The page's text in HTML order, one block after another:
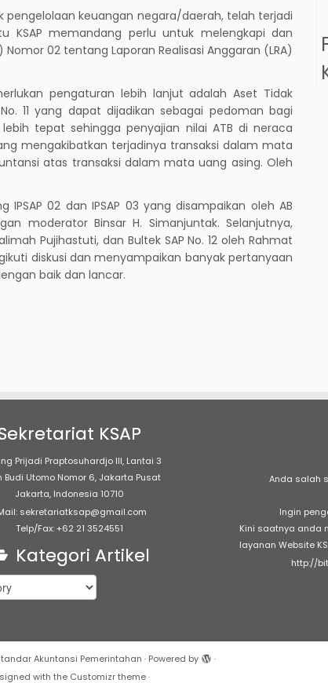
pengelolaan keuangan negara/daerah, telah terjadi
KSAP memandang perlu untuk melengkapi dan
02 tentang Laporan Realisasi Anggaran (LRA)
pengaturan lebih lanjut adalah Aset Tidak
11 yang dapat dijadikan sebagai pedoman bagi
tepat sehingga penyajian nilai ATB di neraca
mengakibatkan terjadinya transaksi dalam mata
atas transaksi dalam mata uang asing. Oleh
02 dan IPSAP 03 yang disampaikan oleh AB
moderator Binsar H. Simanjuntak. Selanjutnya,
Pujihastuti, dan Bultek SAP No. 12 oleh Rahmat
diskusi dan menyampaikan banyak pertanyaan
baik dan lancar.
KSAP
Prijadi Praptosuhardjo III, Lantai 3
Budi Utomo Nomor 6, Jakarta Pusat
Jakarta, Indonesia 10710
sekretariatksap@gmail.com
Telp/Fax: +62 21 3524551
Kategori Artikel
Anda salah
Ingin
Kini saatnya anda
layanan Website
http://
Akuntansi Pemerintahan · Powered by
·
with the Customizr theme·